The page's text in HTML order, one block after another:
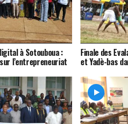
à Sotouboua :
sur l’entrepreneuriat
Finale des
et Yadè-bas